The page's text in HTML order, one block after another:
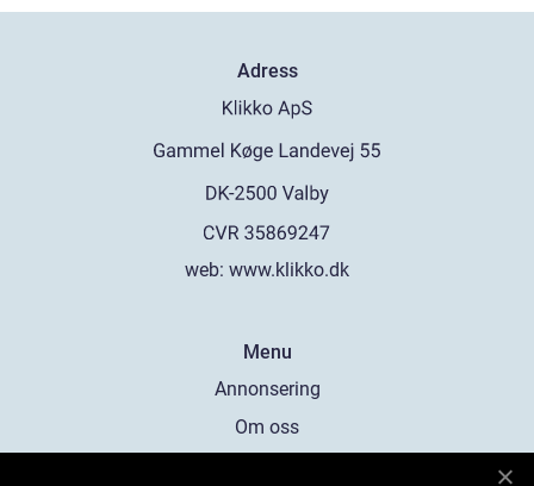
Adress
web: www.klikko.dk
Menu
Annonsering
Om oss